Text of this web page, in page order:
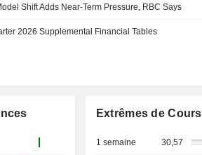
Shift Adds Near-Term Pressure, RBC Says
2026 Supplemental Financial Tables
Extrêmes de Cours
1 semaine 30,57